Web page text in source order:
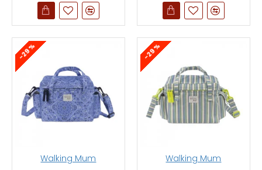
-29 %
Walking Mum
-29 %
Walking Mum